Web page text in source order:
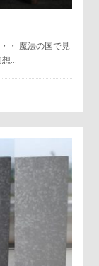
・ 魔法の国で見
想…